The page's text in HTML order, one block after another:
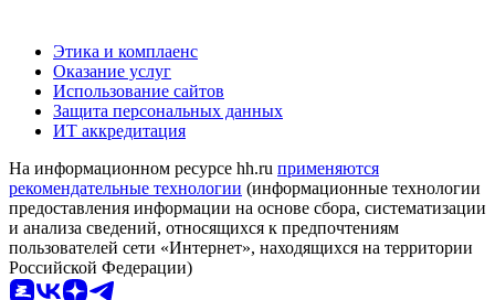
Этика и комплаенс
Оказание услуг
Использование сайтов
Защита персональных данных
ИТ аккредитация
На информационном ресурсе hh.ru применяются
рекомендательные технологии (информационные технологии
предоставления информации на основе сбора, систематизации
и анализа сведений, относящихся к предпочтениям
пользователей сети «Интернет», находящихся на территории
Российской Федерации)